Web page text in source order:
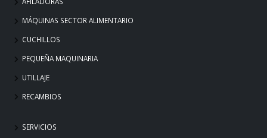
MÁQUINAS SECTOR ALIMENTARIO
CUCHILLOS
PEQUEÑA MAQUINARIA
UTILLAJE
RECAMBIOS
SERVICIOS